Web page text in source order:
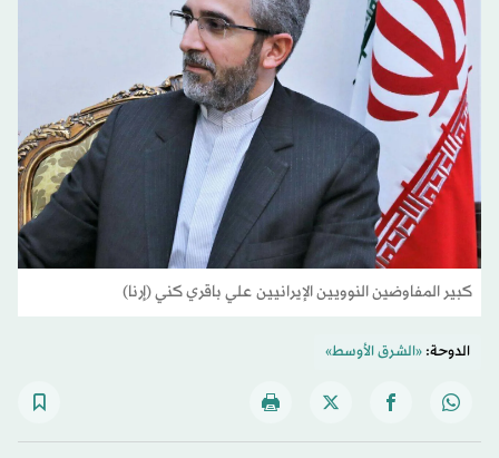
كبير المفاوضين النوويين الإيرانيين علي باقري كني (إرنا)
الدوحة:«الشرق الأوسط»